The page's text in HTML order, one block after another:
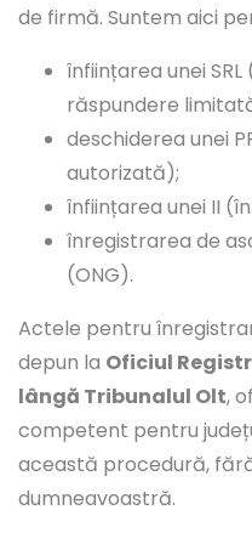
de firmă. Suntem aici
înființarea unei
răspundere
deschiderea unei
autorizată);
înființarea unei II
înregistrarea de
(ONG).
Actele pentru
depun la Oficiul
lângă Tribunalul Olt,
competent pentru
această procedură,
dumneavoastră.